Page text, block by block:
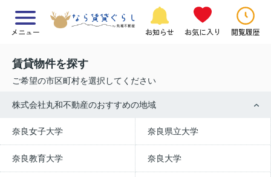
メニュー お知らせ お気に入り 閲覧履歴
賃貸物件を探す
ご希望の市区町村を選択してください
株式会社丸和不動産のおすすめの地域
奈良女子大学 奈良県立大学
奈良教育大学 奈良大学